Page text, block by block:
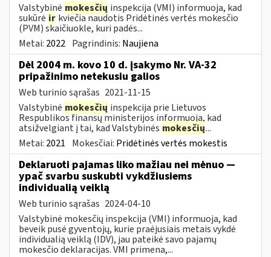
Valstybinė mokesčių inspekcija (VMI) informuoja, kad
sukūrė ir kviečia naudotis Pridėtinės vertės mokesčio
(PVM) skaičiuokle, kuri padės...
Metai: 2022 Pagrindinis: Naujiena
Dėl 2004 m. kovo 10 d. įsakymo Nr. VA-32
pripažinimo netekusiu galios
Web turinio sąrašas 2021-11-15
Valstybinė mokesčių inspekcija prie Lietuvos
Respublikos finansų ministerijos informuoja, kad
atsižvelgiant į tai, kad Valstybinės mokesčių...
Metai: 2021 Mokesčiai: Pridėtinės vertės mokestis
Deklaruoti pajamas liko mažiau nei mėnuo —
ypač svarbu suskubti vykdžiusiems
individualią veiklą
Web turinio sąrašas 2024-04-10
Valstybinė mokesčių inspekcija (VMI) informuoja, kad
beveik pusė gyventojų, kurie praėjusiais metais vykdė
individualią veiklą (IDV), jau pateikė savo pajamų
mokesčio deklaracijas. VMI primena,...